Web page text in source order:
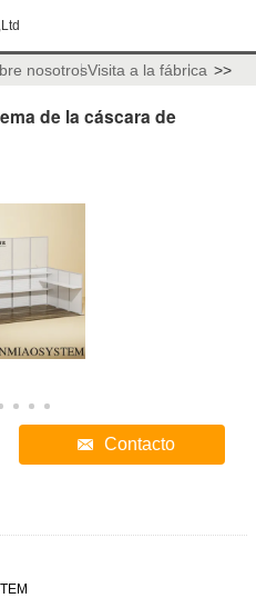
nosotrosVisita a la fábrica >>
de la cáscara de
Contacto